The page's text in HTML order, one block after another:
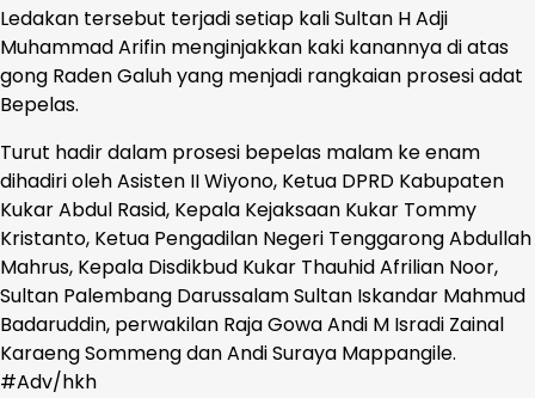
Ledakan tersebut terjadi setiap kali Sultan H Adji
Muhammad Arifin menginjakkan kaki kanannya di atas
gong Raden Galuh yang menjadi rangkaian prosesi adat
Bepelas.
Turut hadir dalam prosesi bepelas malam ke enam
dihadiri oleh Asisten II Wiyono, Ketua DPRD Kabupaten
Kukar Abdul Rasid, Kepala Kejaksaan Kukar Tommy
Kristanto, Ketua Pengadilan Negeri Tenggarong Abdullah
Mahrus, Kepala Disdikbud Kukar Thauhid Afrilian Noor,
Sultan Palembang Darussalam Sultan Iskandar Mahmud
Badaruddin, perwakilan Raja Gowa Andi M Isradi Zainal
Karaeng Sommeng dan Andi Suraya Mappangile.
#Adv/hkh